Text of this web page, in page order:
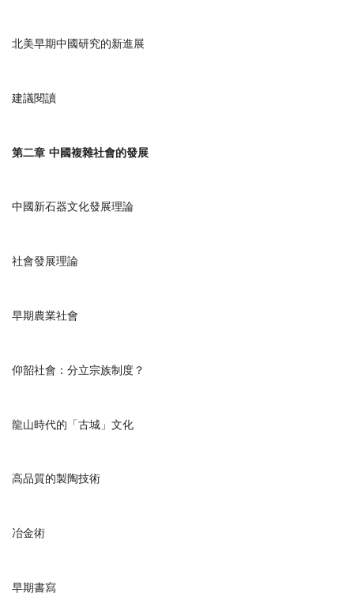
北美早期中國研究的新進展
建議閱讀
第二章 中國複雜社會的發展
中國新石器文化發展理論
社會發展理論
早期農業社會
仰韶社會：分立宗族制度？
龍山時代的「古城」文化
高品質的製陶技術
冶金術
早期書寫